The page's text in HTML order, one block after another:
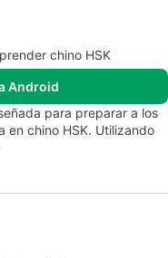
chino HSK
Android
para preparar a los
en chino HSK. Utilizando